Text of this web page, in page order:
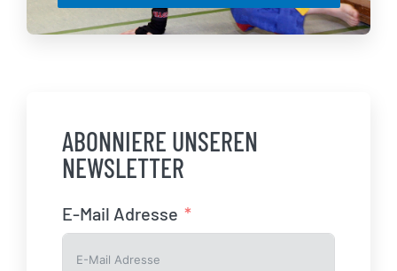
ABONNIERE UNSEREN
NEWSLETTER
E-Mail Adresse